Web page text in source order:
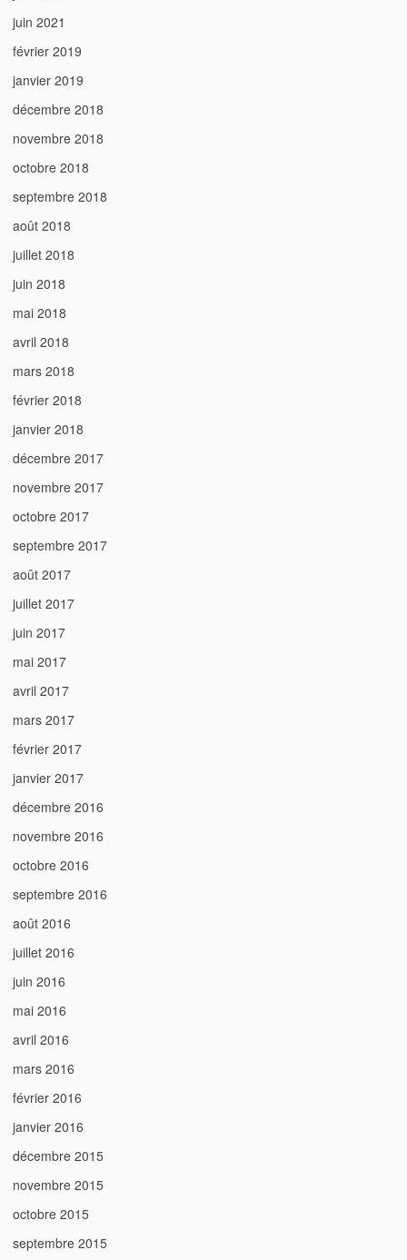
juin 2021
février 2019
janvier 2019
décembre 2018
novembre 2018
octobre 2018
septembre 2018
août 2018
juillet 2018
juin 2018
mai 2018
avril 2018
mars 2018
février 2018
janvier 2018
décembre 2017
novembre 2017
octobre 2017
septembre 2017
août 2017
juillet 2017
juin 2017
mai 2017
avril 2017
mars 2017
février 2017
janvier 2017
décembre 2016
novembre 2016
octobre 2016
septembre 2016
août 2016
juillet 2016
juin 2016
mai 2016
avril 2016
mars 2016
février 2016
janvier 2016
décembre 2015
novembre 2015
octobre 2015
septembre 2015